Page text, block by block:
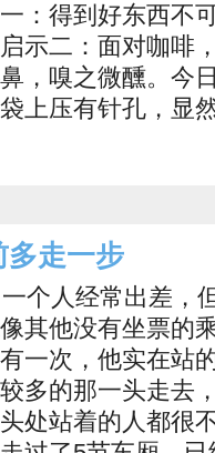
一：得到好东西
二：面对咖啡，
，嗅之微醺。今
上压有针孔，显
多走一步
人经常出差，
其他没有坐票
一次，他实在站
多的那一头走去
处站着的人都很